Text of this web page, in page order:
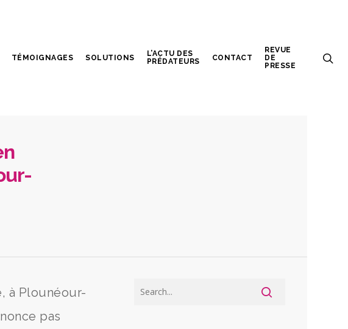
TÉMOIGNAGES SOLUTIONS
L’ACTU DES
PRÉDATEURS
CONTACT
REVUE
DE
PRESSE
à Plounéour-
pas